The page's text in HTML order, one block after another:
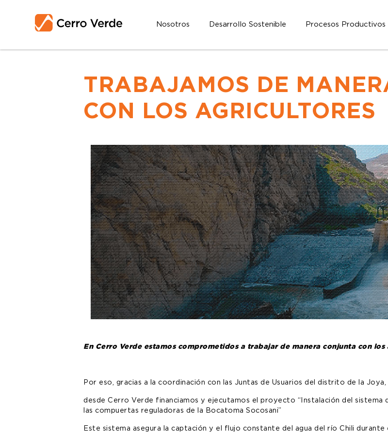
Nosotros Desarrollo Sostenible Procesos Productivos
TRABAJAMOS DE
CON LOS AGRICULTORES
En Cerro Verde estamos comprometidos a trabajar de manera conjunta con los
Por eso, gracias a la coordinación con las Juntas de Usuarios del distrito de la Joya,
desde Cerro Verde financiamos y ejecutamos el proyecto “Instalación del sistema
las compuertas reguladoras de la Bocatoma Socosani”
Este sistema asegura la captación y el flujo constante del agua del río Chili durante